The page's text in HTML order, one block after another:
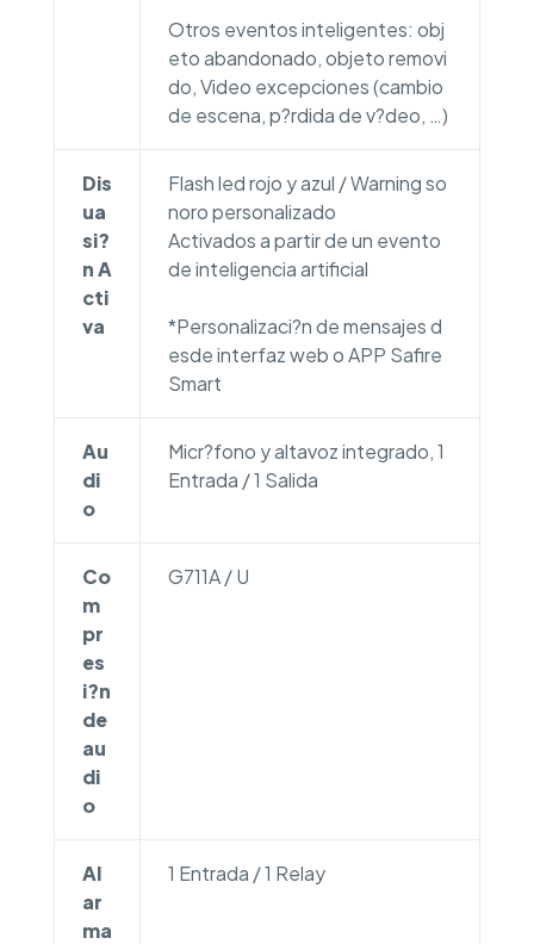
Otros eventos inteligentes: obj
eto abandonado, objeto removi
do, Video excepciones (cambio
de escena, p?rdida de v?deo, …)
Dis
ua
si?
n A
cti
va
Flash led rojo y azul / Warning so
noro personalizado
Activados a partir de un evento
de inteligencia artificial
*Personalizaci?n de mensajes d
esde interfaz web o APP Safire
Smart
Au
di
o
Micr?fono y altavoz integrado, 1
Entrada / 1 Salida
Co
m
pr
es
i?n
de
au
di
o
G711A / U
Al
ar
ma
1 Entrada / 1 Relay